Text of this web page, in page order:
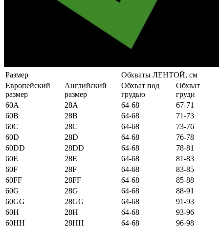
Размер
Обхваты ЛЕНТОЙ, см
Европейский
размер
Английский
размер
Обхват под
грудью
Обхват
груди
60А
28А 64-68
67-71
60B
28B 64-68
71-73
60C
28C 64-68
73-76
60D
28D 64-68
76-78
60DD
28DD 64-68
78-81
60E
28E 64-68
81-83
60F
28F 64-68
83-85
60FF
28FF 64-68
85-88
60G
28G 64-68
88-91
60GG
28GG 64-68
91-93
60H
28H 64-68
93-96
60HH
28HH 64-68
96-98